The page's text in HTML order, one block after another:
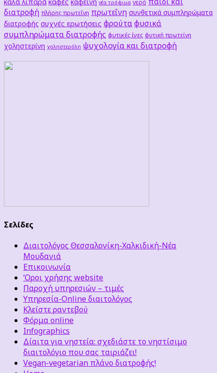
νέα τρόφιμα νερό
διατροφή πλήρης πρωτεΐνη πρωτεΐνη συνθετικά συμπληρώματα
διατροφής συχνές ερωτήσεις φρούταφυσικά
συμπληρώματα διατροφής φυτικές ίνες φυτική πρωτείνη
χοληστερίνη χοληστερόλη ψυχολογία και διατροφή
Σελίδες
Διαιτολόγος Θεσσαλονίκη-Χαλκιδική-Νέα
Μουδανιά
Επικοινωνία
‘Οροι χρήσης website
Παροχή υπηρεσιών – τιμές
Υπηρεσία-Online διαιτολόγος
Κλείστε ραντεβού
Φόρμα online
Infographics
Δίαιτα για νηστεία: σχεδιάστε το νηστίσιμο
διαιτολόγιο που σας ταιριάζει!
Vegan-vegetarian πλάνο διατροφής!